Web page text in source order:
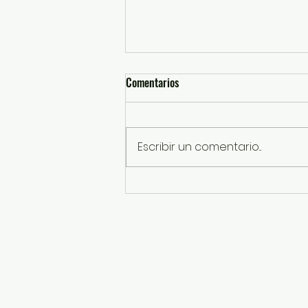
GEM invita a sumarse a la Jornada
Comentarios
Escribir un comentario...